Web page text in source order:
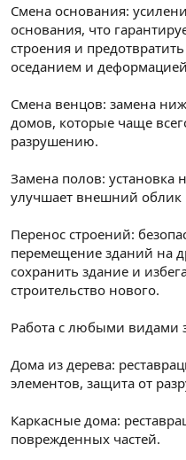
Смена основания:
основания, что
строения и
оседанием и
Смена венцов: замена
домов, которые чаще
разрушению.
Замена полов: установка
улучшает внешний облик
Перенос строений:
перемещение зданий на
сохранить здание и
строительство нового.
Работа с любыми видами
Дома из дерева:
элементов, защита от
Каркасные дома:
поврежденных частей.